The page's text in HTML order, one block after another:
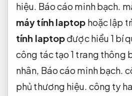
hiệu. Báo cáo minh bạch.
máy tính laptop hoặc lập
tính laptopđược hiểu 1 bí
công tác tạo 1 trang thông
nhân, Báo cáo minh bạch.
phủ thương hiệu. công ty